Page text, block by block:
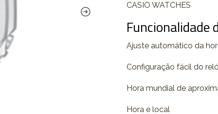
CASIO WATCHES
Funcionalidade
Ajuste automático da
Configuração fácil do
Hora mundial de
Hora e local